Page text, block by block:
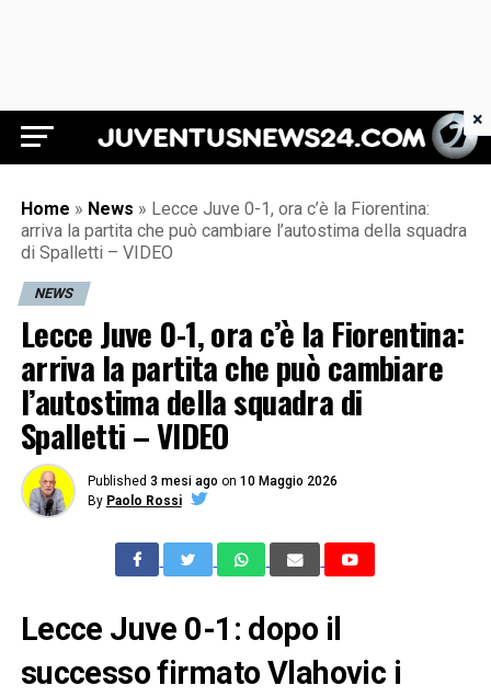
Juventus News 24
Home » News » Lecce Juve 0-1, ora c’è la Fiorentina:
arriva la partita che può cambiare l’autostima della squadra
di Spalletti – VIDEO
NEWS
Lecce Juve 0-1, ora c’è la Fiorentina:
arriva la partita che può cambiare
l’autostima della squadra di
Spalletti – VIDEO
Published 3 mesi ago on 10 Maggio 2026
By Paolo Rossi
Lecce Juve 0-1: dopo il
successo firmato Vlahovic i
×